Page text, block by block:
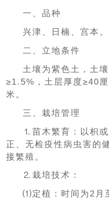
一、品种
兴津、日楠、宫本。
二、立地条件
土壤为紫色土，土
≥1.5%，土层厚度≥40
米。
三、栽培管理
⒈苗木繁育：以枳
正、无检疫性病虫害的
接繁殖。
⒉栽培技术：
⑴定植：时间为2月